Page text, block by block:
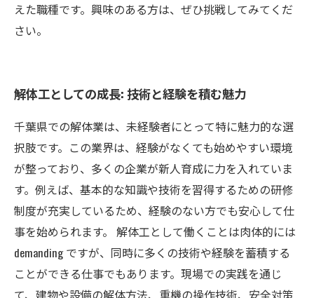
えた職種です。興味のある方は、ぜひ挑戦してみてくだ
さい。
解体工としての成長: 技術と経験を積む魅力
千葉県での解体業は、未経験者にとって特に魅力的な選
択肢です。この業界は、経験がなくても始めやすい環境
が整っており、多くの企業が新人育成に力を入れていま
す。例えば、基本的な知識や技術を習得するための研修
制度が充実しているため、経験のない方でも安心して仕
事を始められます。 解体工として働くことは肉体的には
demanding ですが、同時に多くの技術や経験を蓄積する
ことができる仕事でもあります。現場での実践を通じ
て、建物や設備の解体方法、重機の操作技術、安全対策